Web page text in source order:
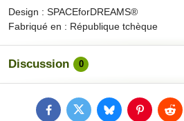
Design : SPACEforDREAMS®
Fabriqué en : République tchèque
Discussion 0
FacebookTwitterBlueskyPinterest